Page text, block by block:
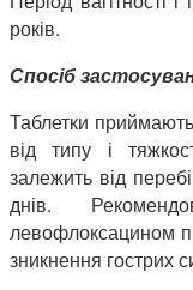
років.
Спосіб
Таблетки
від типу і
залежить від
днів.
левофлоксацином
зникнення гострих